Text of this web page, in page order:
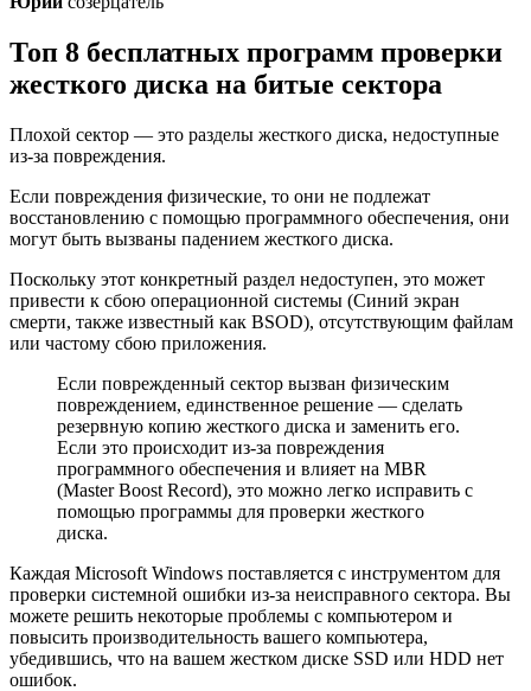
Топ 8 бесплатных программ проверки
жесткого диска на битые сектора
Плохой сектор — это разделы жесткого диска, недоступные
из-за повреждения.
Если повреждения физические, то они не подлежат
восстановлению с помощью программного обеспечения, они
могут быть вызваны падением жесткого диска.
Поскольку этот конкретный раздел недоступен, это может
привести к сбою операционной системы (Синий экран
смерти, также известный как BSOD), отсутствующим файлам
или частому сбою приложения.
Если поврежденный сектор вызван физическим
повреждением, единственное решение — сделать
резервную копию жесткого диска и заменить его.
Если это происходит из-за повреждения
программного обеспечения и влияет на MBR
(Master Boost Record), это можно легко исправить с
помощью программы для проверки жесткого
диска.
Каждая Microsoft Windows поставляется с инструментом для
проверки системной ошибки из-за неисправного сектора. Вы
можете решить некоторые проблемы с компьютером и
повысить производительность вашего компьютера,
убедившись, что на вашем жестком диске SSD или HDD нет
ошибок.